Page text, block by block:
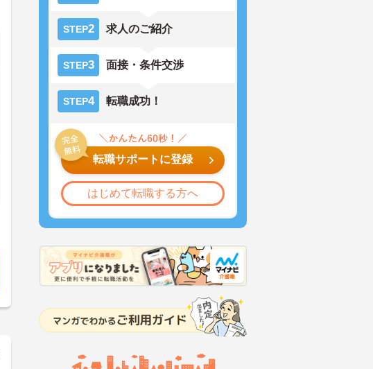
STEP2 求人のご紹介
STEP3 面接・条件交渉
STEP4 転職成功！
転職サポートに登録
はじめて転職する方へ